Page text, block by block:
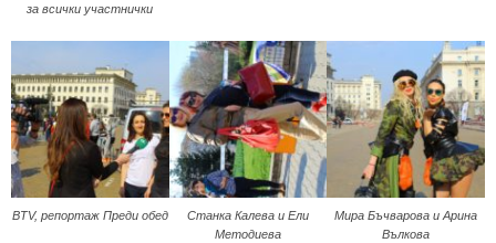
за всички участнички
BTV, репортаж Преди обед
Станка Калева и Ели
Методиева
Мира Бъчварова и Арина
Вълкова